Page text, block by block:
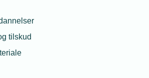
tilskud